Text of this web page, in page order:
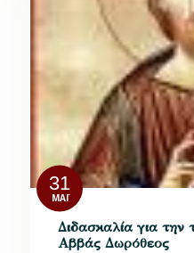
31
ΜΆΙ
Διδασκαλία για την
Αββάς Δωρόθεος